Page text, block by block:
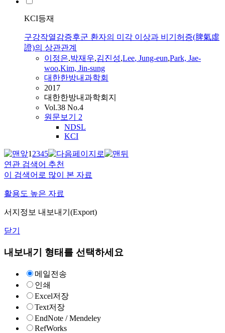
KCI등재
구강작열감증후군 환자의 미각 이상과 비기허증(脾氣虛
證)의 상관관계
이정은,박재우,김진성,Lee, Jung-eun,Park, Jae-
woo,Kim, Jin-sung
대한한방내과학회
2017
대한한방내과학회지
Vol.38 No.4
원문보기 2
NDSL
KCI
12345
연관 검색어 추천
이 검색어로 많이 본 자료
활용도 높은 자료
서지정보 내보내기(Export)
닫기
내보내기 형태를 선택하세요
메일전송
인쇄
Excel저장
Text저장
EndNote / Mendeley
RefWorks